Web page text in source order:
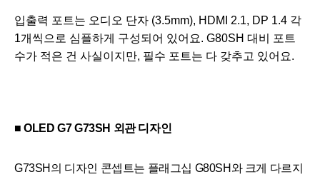
입출력 포트는 오디오 단자 (3.5mm), HDMI 2.1, DP 1.4 각
1개씩으로 심플하게 구성되어 있어요. G80SH 대비 포트
수가 적은 건 사실이지만, 필수 포트는 다 갖추고 있어요.
■ OLED G7 G73SH 외관 디자인
G73SH의 디자인 콘셉트는 플래그십 G80SH와 크게 다르지